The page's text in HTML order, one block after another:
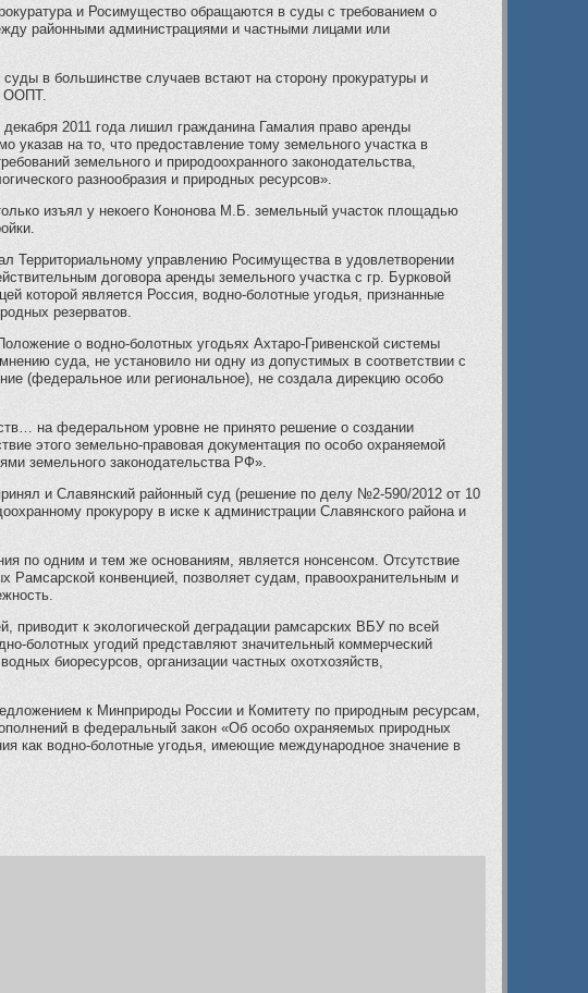
и Росимущество обращаются в суды с требованием о
районными администрациями и частными лицами или
в большинстве случаев встают на сторону прокуратуры и
ООПТ.
2011 года лишил гражданина Гамалия право аренды
на то, что предоставление тому земельного участка в
земельного и природоохранного законодательства,
разнообразия и природных ресурсов».
изъял у некоего Кононова М.Б. земельный участок площадью
Территориальному управлению Росимущества в удовлетворении
договора аренды земельного участка с гр. Бурковой
которой является Россия, водно-болотные угодья, признанные
резерватов.
о водно-болотных угодьях Ахтаро-Гривенской системы
суда, не установило ни одну из допустимых в соответствии с
(федеральное или региональное), не создала дирекцию особо
на федеральном уровне не принято решение о создании
этого земельно-правовая документация по особо охраняемой
земельного законодательства РФ».
и Славянский районный суд (решение по делу №2-590/2012 от 10
прокурору в иске к администрации Славянского района и
по одним и тем же основаниям, является нонсенсом. Отсутствие
Рамсарской конвенцией, позволяет судам, правоохранительным и
приводит к экологической деградации рамсарских ВБУ по всей
болотных угодий представляют значительный коммерческий
биоресурсов, организации частных охотхозяйств,
к Минприроды России и Комитету по природным ресурсам,
в федеральный закон «Об особо охраняемых природных
как водно-болотные угодья, имеющие международное значение в